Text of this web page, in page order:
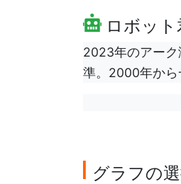
ロボッ
2023年のアー
準。2000年から
グラフの